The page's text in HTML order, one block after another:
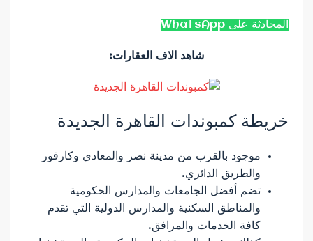
المحادثة على WhatsApp
شاهد الاف العقارات:
خريطة كمبوندات القاهرة الجديدة
موجود بالقرب من مدينة نصر والمعادي وكارفور
والطريق الدائري.
تضم أفضل الجامعات والمدارس الحكومية
والمناطق السكنية والمدارس الدولية التي تقدم
كافة الخدمات والمرافق.